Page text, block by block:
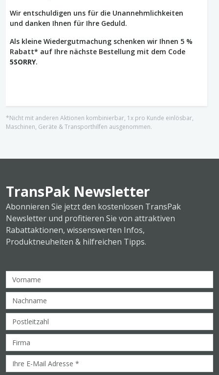
Wir entschuldigen uns für die Unannehmlichkeiten
und danken Ihnen für Ihre Geduld.
Als kleine Wiedergutmachung schenken wir Ihnen 5 %
Rabatt* auf Ihre nächste Bestellung mit dem Code
5SORRY.
*Nicht mit anderen Aktionen kombinierbar, 1x pro Kunde einlösbar,
Maschinen, Geräte & Transporthilfen ausgenommen.
TransPak Newsletter
Abonnieren Sie jetzt den kostenlosen TransPak
Newsletter und profitieren Sie von attraktiven
Rabattaktionen, wissenswerten Infos,
Produktneuheiten & hilfreichen Tipps.